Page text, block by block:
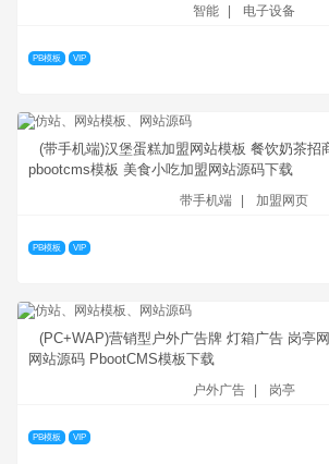
智能 电子设备
PB模板 VIP
(带手机端)汉堡蛋糕加盟网站模板 餐饮奶茶招
pbootcms模板 美食小吃加盟网站源码下载
带手机端 加盟网页
PB模板 VIP
(PC+WAP)营销型户外广告牌 灯箱广告 岗亭
网站源码 PbootCMS模板下载
户外广告 岗亭
PB模板 VIP